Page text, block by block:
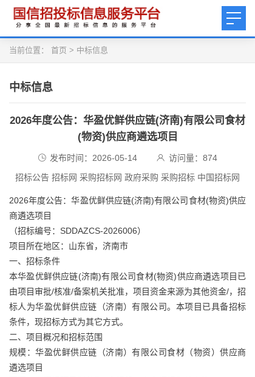
当前位置： 首页 > 中标信息
中标信息
2026年度公告：华盈优鲜供应链(济南)有限公司食材
(物资)供应商遴选项目
发布时间：2026-05-14 访问量： 874
招标公告 招标网 采购招标网 政府采购 采购招标 中国招标网
2026年度公告：华盈优鲜供应链(济南)有限公司食材(物资)供应
商遴选项目
（招标编号：SDDAZCS-2026006）
项目所在地区：山东省，济南市
一、招标条件
本华盈优鲜供应链(济南)有限公司食材(物资)供应商遴选项目已
由项目审批/核准/备案机关批准，项目资金来源为其他资金/，招
标人为华盈优鲜供应链（济南）有限公司。本项目已具备招标
条件，现招标方式为其它方式。
二、项目概况和招标范围
规模：华盈优鲜供应链（济南）有限公司食材（物资）供应商
遴选项目